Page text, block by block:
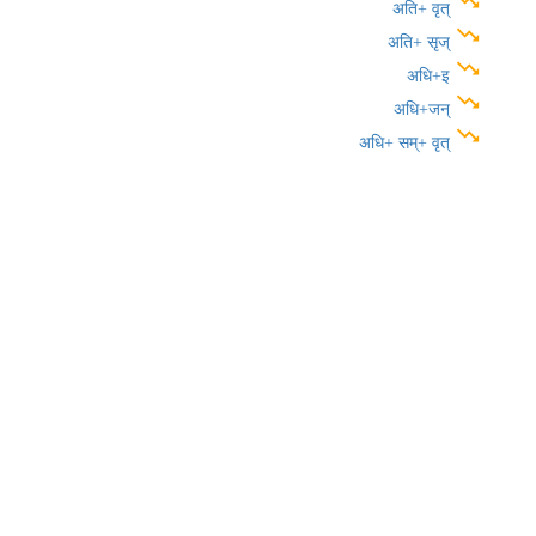
अति+ वृत्
अति+ सृज् trending_down
अधि+इ trending_down
अधि+जन् trending_down
अधि+ सम्+ वृत् trending_down